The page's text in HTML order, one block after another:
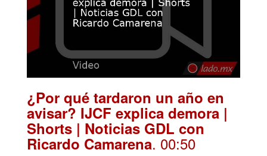
¿Por qué tardaron un año en
avisar? IJCF explica demora |
Shorts | Noticias GDL con
Ricardo Camarena. 00:50